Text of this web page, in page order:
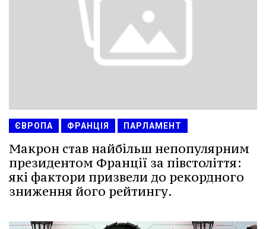
ЄВРОПА ФРАНЦІЯ ПАРЛАМЕНТ
Макрон став найбільш непопулярним
президентом Франції за півстоліття:
які фактори призвели до рекордного
зниження його рейтингу.